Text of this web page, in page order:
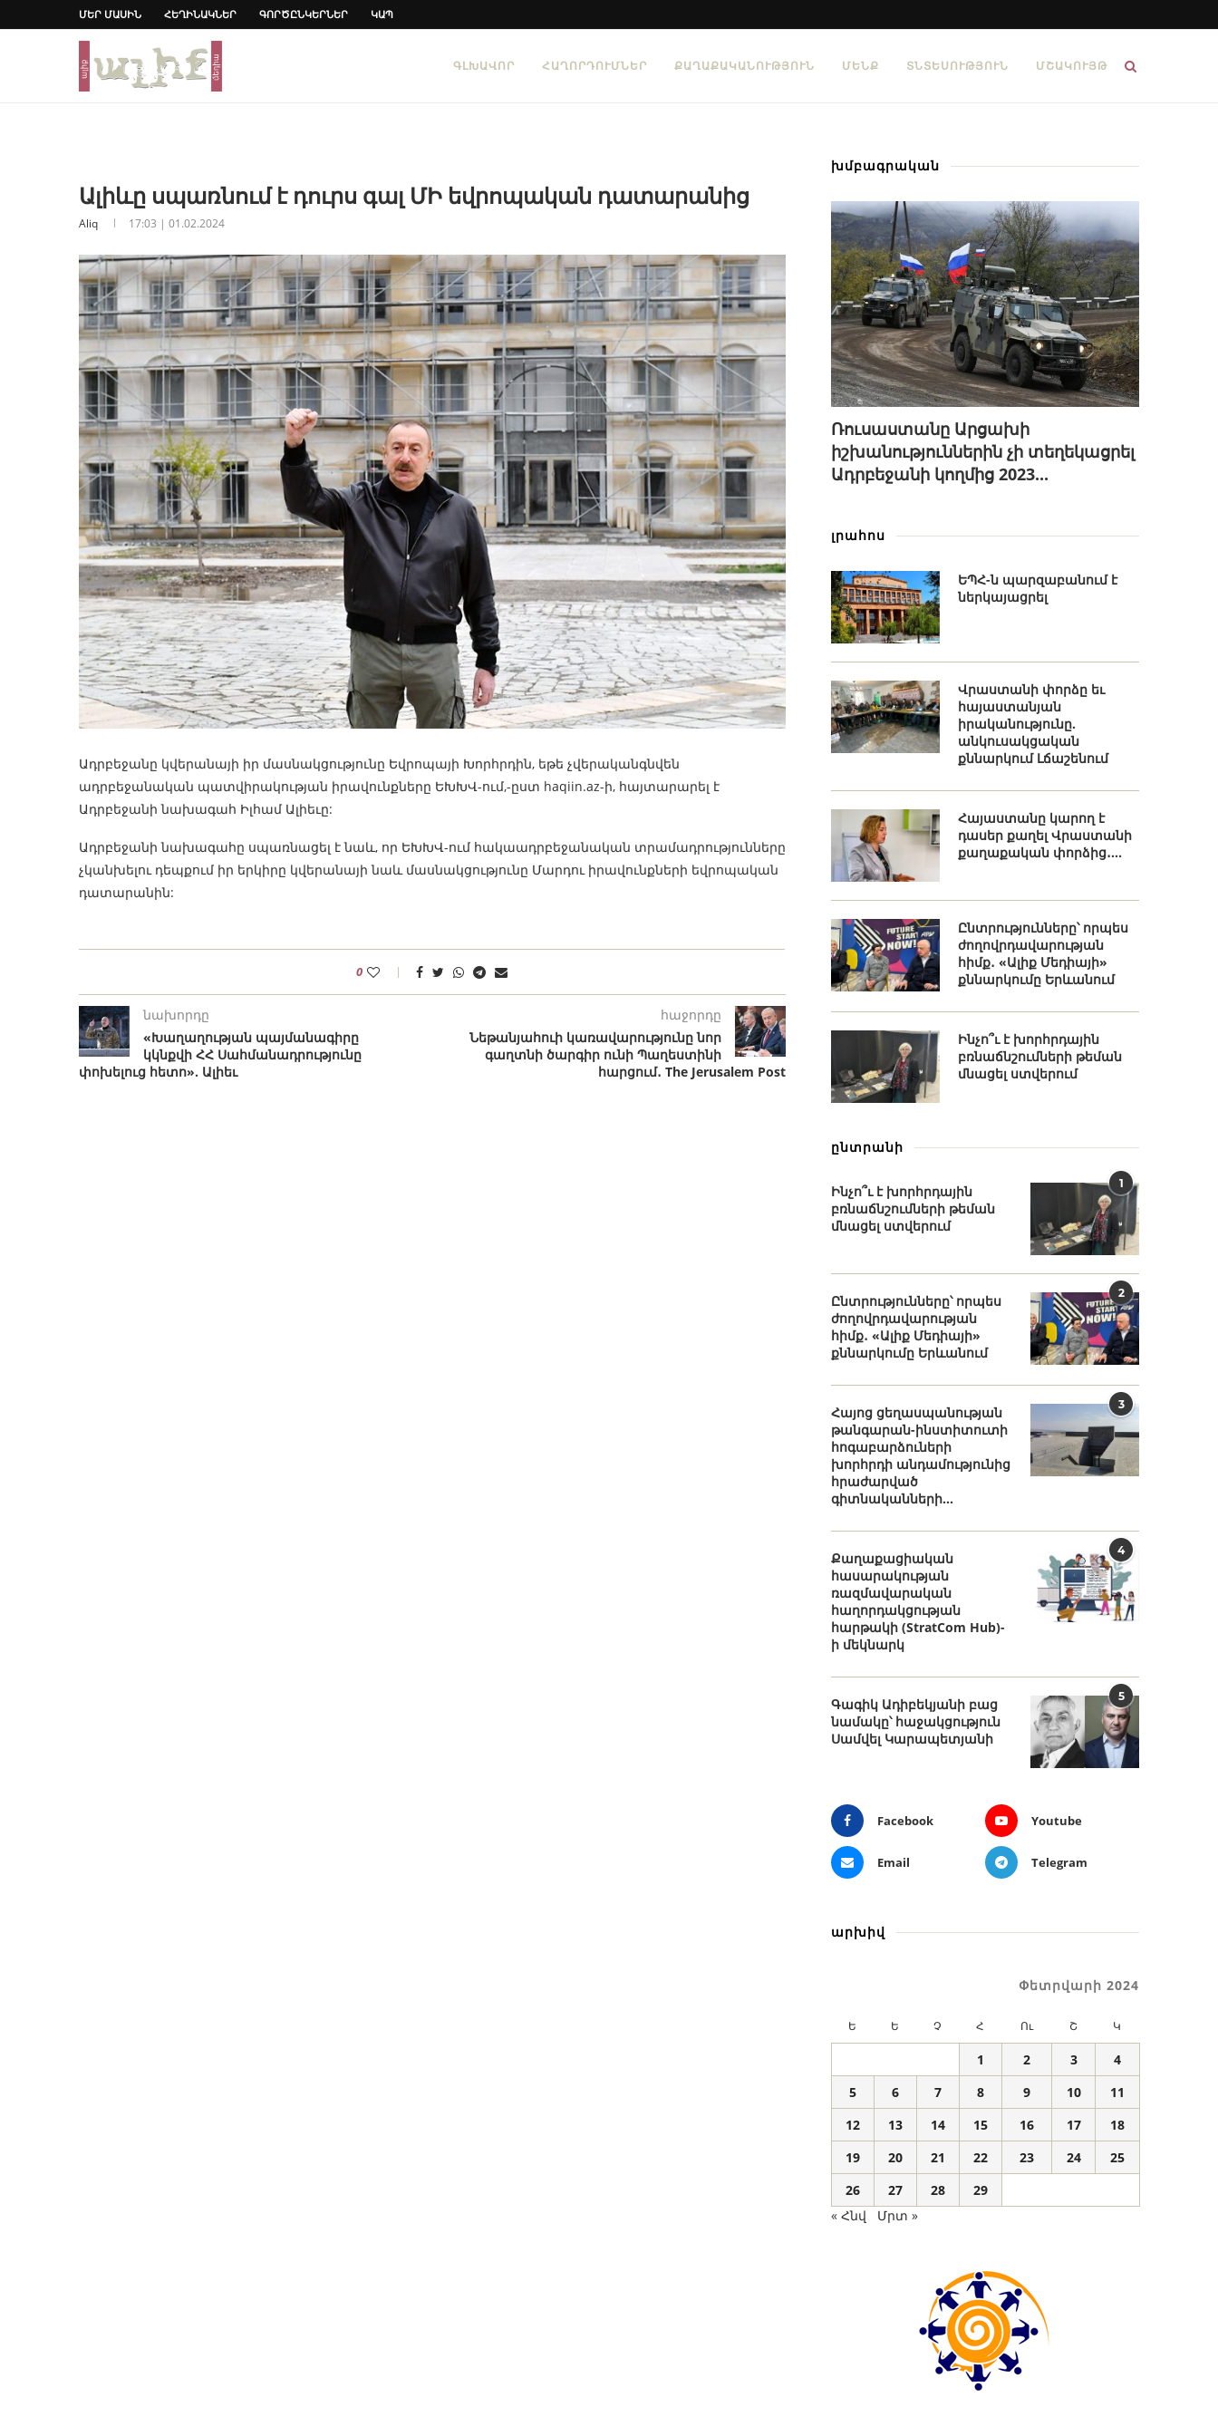
ՄԵՐ ՄԱՍԻՆ ՀԵՂԻՆԱԿՆԵՐ ԳՈՐԾԸՆԿԵՐՆԵՐ ԿԱՊ
ԳԼԽԱՎՈՐ ՀԱՂՈՐԴՈՒՄՆԵՐ ՔԱՂԱՔԱԿԱՆՈՒԹՅՈՒՆ ՄԵՆՔ ՏՆՏԵՍՈՒԹՅՈՒՆ ՄՇԱԿՈՒՅԹ
Ալիևը սպառնում է դուրս գալ ՄԻ եվրոպական դատարանից
Aliq 17:03 | 01.02.2024
Ադրբեջանը կվերանայի իր մասնակցությունը Եվրոպայի Խորհրդին, եթե չվերականգնվեն
ադրբեջանական պատվիրակության իրավունքները ԵԽԽՎ-ում,-ըստ haqiin.az-ի, հայտարարել է
Ադրբեջանի նախագահ Իլհամ Ալիեւը:
Ադրբեջանի նախագահը սպառնացել է նաև, որ ԵԽԽՎ-ում հակաադրբեջանական տրամադրությունները
չկանխելու դեպքում իր երկիրը կվերանայի նաև մասնակցությունը Մարդու իրավունքների եվրոպական
դատարանին:
0
նախորդը
«Խաղաղության պայմանագիրը
կկնքվի ՀՀ Սահմանադրությունը
փոխելուց հետո». Ալիեւ
հաջորդը
Նեթանյահուի կառավարությունը նոր
գաղտնի ծարգիր ունի Պաղեստինի
հարցում․ The Jerusalem Post
խմբագրական
Ռուսաստանը Արցախի
իշխանություններին չի տեղեկացրել
Ադրբեջանի կողմից 2023...
լրահոս
ԵՊՀ-ն պարզաբանում է
ներկայացրել
Վրաստանի փորձը եւ
հայաստանյան
իրականությունը.
անկուսակցական
քննարկում Լճաշենում
Հայաստանը կարող է
դասեր քաղել Վրաստանի
քաղաքական փորձից․...
Ընտրությունները՝ որպես
ժողովրդավարության
հիմք․ «Ալիք Մեդիայի»
քննարկումը Երևանում
Ինչո՞ւ է խորհրդային
բռնաճնշումների թեման
մնացել ստվերում
ընտրանի
1
Ինչո՞ւ է խորհրդային
բռնաճնշումների թեման
մնացել ստվերում
2
Ընտրությունները՝ որպես
ժողովրդավարության
հիմք․ «Ալիք Մեդիայի»
քննարկումը Երևանում
3
Հայոց ցեղասպանության
թանգարան-ինստիտուտի
հոգաբարձուների
խորհրդի անդամությունից
հրաժարված
գիտնականների...
4
Քաղաքացիական
հասարակության
ռազմավարական
հաղորդակցության
հարթակի (StratCom Hub)-
ի մեկնարկ
5
Գագիկ Ադիբեկյանի բաց
նամակը՝ հաջակցություն
Սամվել Կարապետյանի
Facebook Youtube
Email Telegram
արխիվ
Փետրվարի 2024
Ե Ե Չ Հ Ու Շ Կ
1 2 3
4
5
6 7 8 9 10
11
12
13 14 15 16 17
18
19
20 21 22 23 24
25
26
27 28
29
« Հնվ
Մրտ »